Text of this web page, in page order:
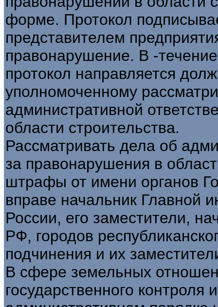
форме. Протокол
представителем
правонарушение. В -
протокол направляется
уполномоченному
административной
области строительства.
Рассматривать дела об
за правонарушения в
штрафы от имени органов
вправе начальник Главной
России, его заместители,
РФ, городов
подчинения и их
В сфере земельных
государственного